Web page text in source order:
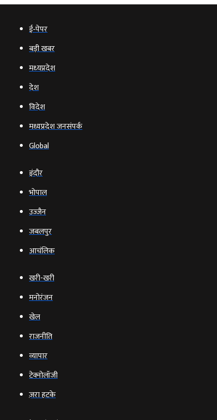
ई‑पेपर
बड़ी खबर
मध्‍यप्रदेश
देश
विदेश
मध्यप्रदेश जनसंपर्क
Global
इंदौर
भोपाल
उज्‍जैन
जबलपुर
आचंलिक
खरी-खरी
मनोरंजन
खेल
राजनीति
व्‍यापार
टेक्‍नोलॉजी
ज़रा हटके